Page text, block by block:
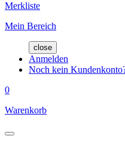
Merkliste
Mein Bereich
close
Anmelden
Noch kein
0
Warenkorb